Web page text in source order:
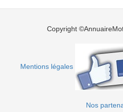
Copyright
Mentions légales
Nos